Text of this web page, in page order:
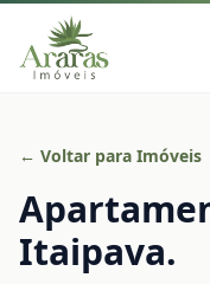
← Voltar para Imóveis
Itaipava.